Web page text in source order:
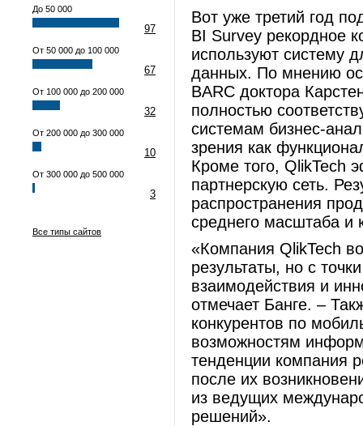
До 50 000
97
От 50 000 до 100 000
67
От 100 000 до 200 000
32
От 200 000 до 300 000
10
От 300 000 до 500 000
3
Все типы сайтов
Вот уже третий год
BI Survey рекордное
используют систему
данных. По мнению
BARC доктора
полностью
системам бизнес-
зрения как
Кроме того, QlikTech
партнерскую сеть.
распространения
среднего масштаба и
«Компания QlikTech
результаты, но с
взаимодействия и
отмечает Банге. –
конкурентов по
возможностям
тенденции компания
после их
из ведущих
решений».